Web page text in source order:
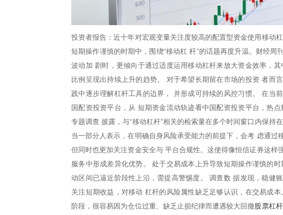
投资者报告：近十年对宏观变量关注度较高的配置型资金使用移动
短期操作谨慎的时期中，围绕“移动杠 杆”的话题再度升温。财经周
波动加 剧时，更倾向于通过适度运用移动杠杆来放大资金效率，
比例呈现出持续上升的趋势。 对于希望长期留在市场的投资 者而
践中逐步理解杠杆工具的边界， 并形成可持续的风控习惯。 在当
国配资投资平台，从 短期资金流动轨迹看中国配资投资平台，热
专题调查 披露，与“移动杠杆”相关的检索量在多个时间窗口内保持
当一部分人表示，在明确自身风险承受能力的前提下，会考 虑通过
但同时也更加关注资金安全与 平台合规性。这使得像恒信证券这样
服务中形成差异化优势。 处于交易成本上升导致短期操作谨慎的
动区间已逼近阶段性上沿，需提高警惕度。 调查数 据发现，稳健
关注短期收益，对移动 杠杆的风险属性缺乏足够认识，在交易成
阶段，很容易因为仓位过重、缺乏止损纪律而遭遇较大回撤股票杠